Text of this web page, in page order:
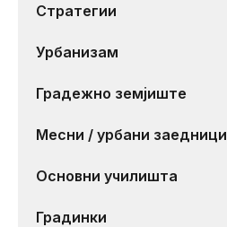
Стратегии
Урбанизам
Градежно земјиште
Месни / урбани заедници
Основни училишта
Градинки